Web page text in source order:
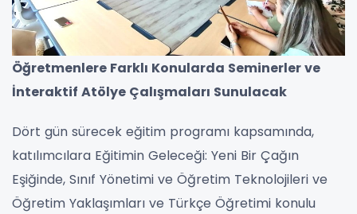
Öğretmenlere Farklı Konularda Seminerler ve
İnteraktif Atölye Çalışmaları Sunulacak
Dört gün sürecek eğitim programı kapsamında,
katılımcılara Eğitimin Geleceği: Yeni Bir Çağın
Eşiğinde, Sınıf Yönetimi ve Öğretim Teknolojileri ve
Öğretim Yaklaşımları ve Türkçe Öğretimi konulu